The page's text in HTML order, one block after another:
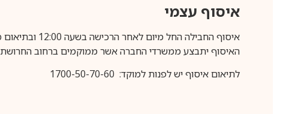
איסוף עצמי
איסוף החבילה החל מיום לאחר הרכישה בשעה 12:00 ובתיאום מראש בלבד.
האיסוף יתבצע ממשרדי החברה אשר ממוקמים ברחוב החרושת 25, רעננה.
לתיאום איסוף יש לפנות למוקד: 1700-50-70-60